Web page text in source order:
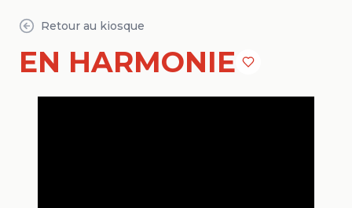
Retour au kiosque
EN HARMONIE